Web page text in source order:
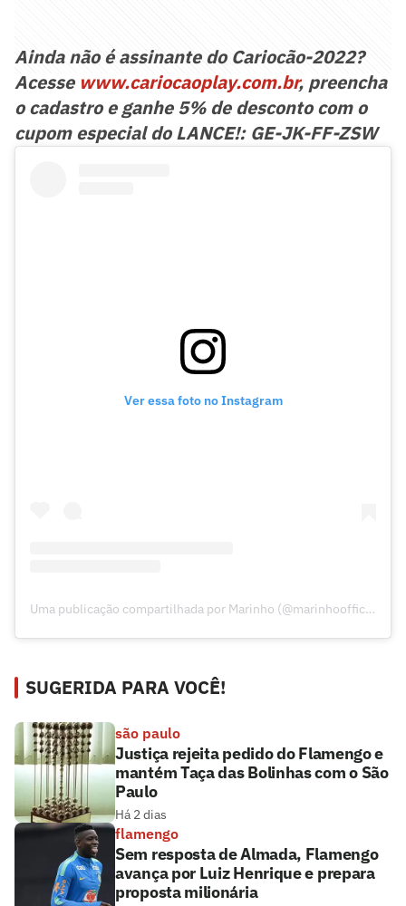
Ainda não é assinante do Cariocão-2022?
Acesse www.cariocaoplay.com.br, preencha
o cadastro e ganhe 5% de desconto com o
cupom especial do LANCE!: GE-JK-FF-ZSW
Ver essa foto no Instagram
Uma publicação compartilhada por Marinho (@marinhoofficial)
SUGERIDA PARA VOCÊ!
são paulo
Justiça rejeita pedido do Flamengo e
mantém Taça das Bolinhas com o São
Paulo
Há 2 dias
flamengo
Sem resposta de Almada, Flamengo
avança por Luiz Henrique e prepara
proposta milionária